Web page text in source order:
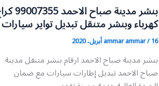
بنشر مدينة صباح
كهرباء وبنشر متنقل تبديل تواير سيارات
ammar ammar/16 أبريل، 2020
بنشر مدينة صباح الاحمد ارقام بنشر متنقل مدينة
صباح الاحمد تبديل إطارات سيارات مع ضمان